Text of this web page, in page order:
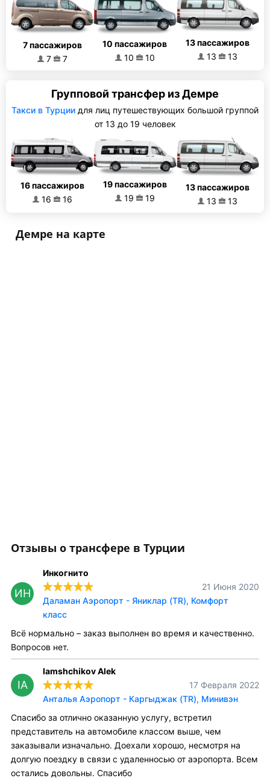
7 пассажиров
7
7
10 пассажиров
10
10
13 пассажиров
13
13
Групповой трансфер из Демре
Такси в Турции для лиц путешествующих большой группой
от 13 до 19 человек
16 пассажиров
16
16
19 пассажиров
19
19
13 пассажиров
13
13
Демре на карте
Отзывы о трансфере в Турции
ИН
Инкогнито
21 Июня 2020
Даламан Аэропорт - Яниклар (TR), Комфорт
класс
Всё нормально – заказ выполнен во время и качественно.
Вопросов нет.
IA
Iamshchikov Alek
17 Февраля 2022
Анталья Аэропорт - Каргыджак (TR), Минивэн
Спасибо за отлично оказанную услугу, встретил
представитель на автомобиле классом выше, чем
заказывали изначально. Доехали хорошо, несмотря на
долгую поездку в связи с удаленносью от аэропорта. Всем
остались довольны. Спасибо